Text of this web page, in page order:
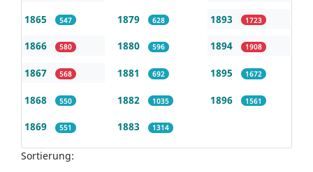
1865 547
1866 580
1867 568
1868 550
1869 551
1879 628
1880 596
1881 692
1882 1035
1883 1314
1893 1723
1894 1908
1895 1672
1896 1561
Sortierung: